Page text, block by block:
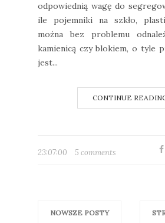
odpowiednią wagę do
ile pojemniki na szkło,
można bez problemu
kamienicą czy blokiem, o tyle
jest...
CONTINUE
23:07:00 5 comments
NOWSZE POSTY